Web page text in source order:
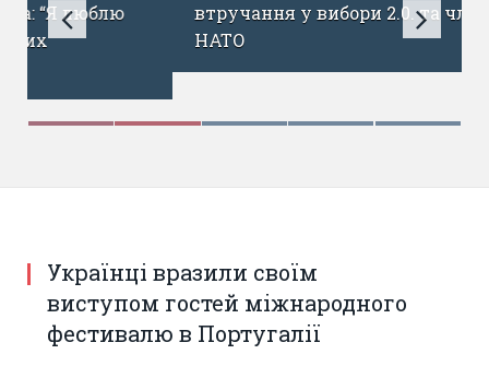
втручання у вибори 2.0. та членство в
НАТО
Українці вразили своїм
виступом гостей міжнародного
фестивалю в Португалії